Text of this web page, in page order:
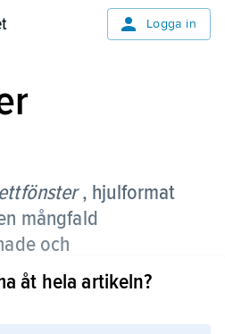
Logga in
, hjulformat
mångfald
och
former.
åt hela artikeln?